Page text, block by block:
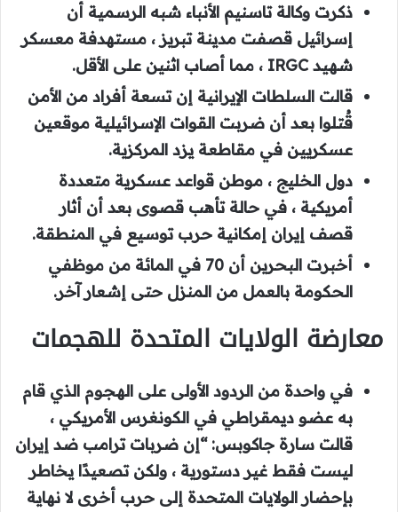
ذكرت وكالة تاسنيم الأنباء شبه الرسمية أن
إسرائيل قصفت مدينة تبريز ، مستهدفة معسكر
شهيد IRGC ، مما أصاب اثنين على الأقل.
قالت السلطات الإيرانية إن تسعة أفراد من الأمن
قُتلوا بعد أن ضربت القوات الإسرائيلية موقعين
عسكريين في مقاطعة يزد المركزية.
دول الخليج ، موطن قواعد عسكرية متعددة
أمريكية ، في حالة تأهب قصوى بعد أن أثار
قصف إيران إمكانية حرب توسيع في المنطقة.
أخبرت البحرين أن 70 في المائة من موظفي
الحكومة بالعمل من المنزل حتى إشعار آخر.
معارضة الولايات المتحدة للهجمات
في واحدة من الردود الأولى على الهجوم الذي قام
به عضو ديمقراطي في الكونغرس الأمريكي ،
قالت سارة جاكوبس: “إن ضربات ترامب ضد إيران
ليست فقط غير دستورية ، ولكن تصعيدًا يخاطر
بإحضار الولايات المتحدة إلى حرب أخرى لا نهاية